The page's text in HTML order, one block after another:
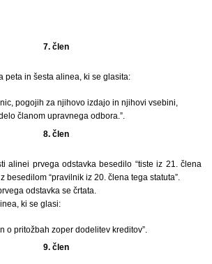
7. člen
peta in šesta alinea, ki se glasita:
pogojih za njihovo izdajo in njihovi vsebini,
članom upravnega odbora.”.
8. člen
alinei prvega odstavka besedilo “tiste iz 21. člena
besedilom “pravilnik iz 20. člena tega statuta”.
odstavka se črtata.
ki se glasi:
o pritožbah zoper dodelitev kreditov”.
9. člen